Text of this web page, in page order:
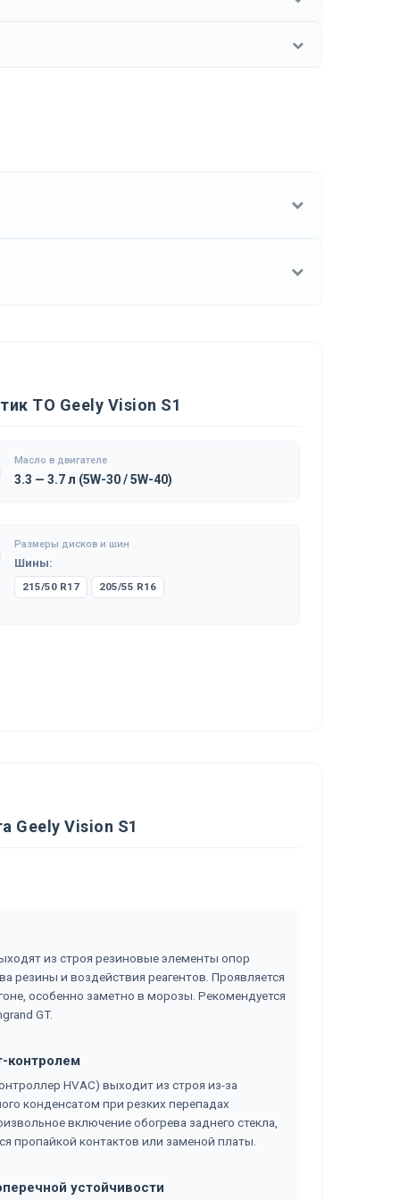
ТО Geely Vision S1
Масло в двигателе
3.3 — 3.7 л (5W-30 / 5W-40)
Размеры дисков и шин
Шины:
215/50 R17 205/55 R16
Geely Vision S1
из строя резиновые элементы опор
резины и воздействия реагентов. Проявляется
особенно заметно в морозы. Рекомендуется
GT.
контролем
HVAC) выходит из строя из-за
конденсатом при резких перепадах
включение обогрева заднего стекла,
пропайкой контактов или заменой платы.
устойчивости